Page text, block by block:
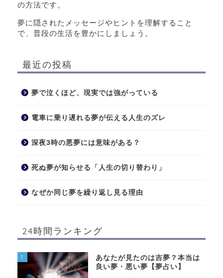
の方法です。
夢に隠されたメッセージやヒントを理解すること
で、普段の生活を豊かにしましょう。
最近の投稿
夢で泣くほど、現実では強がっている
電車に乗り遅れる夢が伝える人生のズレ
深夜3時の悪夢には意味がある？
死ぬ夢が知らせる「人生の切り替わり」
なぜか同じ夢を繰り返し見る理由
24時間ランキング
1
あなたが見たのは吉夢？本当は
良い夢・悪い夢【夢占い】